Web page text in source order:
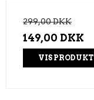
299,00 DKK
149,00 DKK
VIS PRODUKT